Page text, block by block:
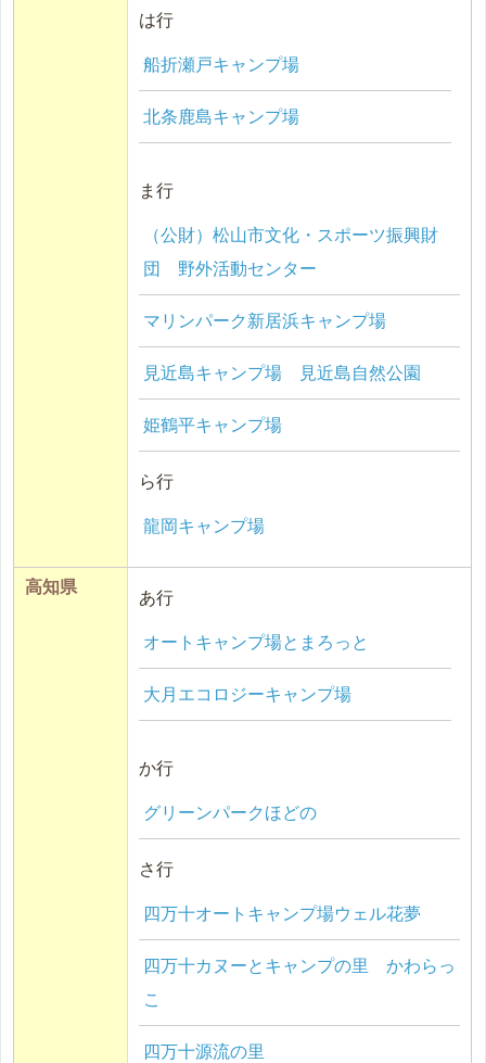
は行
船折瀬戸キャンプ場
北条鹿島キャンプ場
ま行
（公財）松山市文化・スポーツ振興財
団 野外活動センター
マリンパーク新居浜キャンプ場
見近島キャンプ場 見近島自然公園
姫鶴平キャンプ場
ら行
龍岡キャンプ場
高知県
あ行
オートキャンプ場とまろっと
大月エコロジーキャンプ場
か行
グリーンパークほどの
さ行
四万十オートキャンプ場ウェル花夢
四万十カヌーとキャンプの里 かわらっ
こ
四万十源流の里